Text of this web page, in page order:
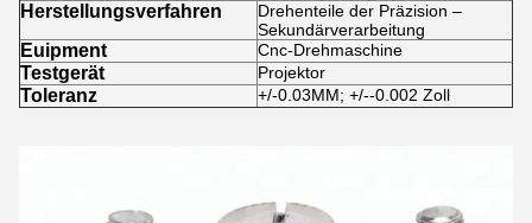
Herstellungsverfahren
Drehenteile der Präzision –
Sekundärverarbeitung
Euipment Cnc-Drehmaschine
Testgerät Projektor
Toleranz +/-0.03MM; +/--0.002 Zoll